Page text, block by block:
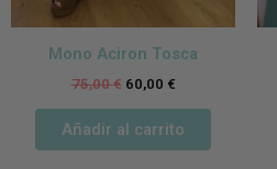
Mono Aciron Tosca
75,00€ 60,00 €
Añadir al carrito